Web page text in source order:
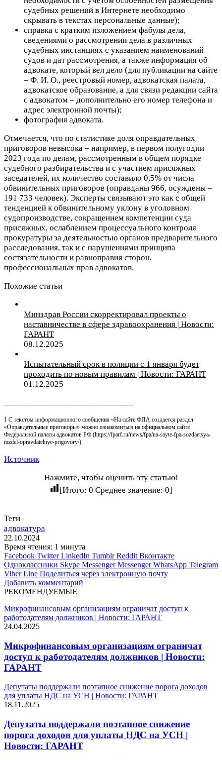
судебных решений в Интернете необходимо
скрывать в текстах персональные данные);
справка с кратким изложением фабулы дела,
сведениями о рассмотрении дела в различных
судебных инстанциях с указанием наименований
судов и дат рассмотрения, а также информация об
адвокате, который вел дело (для публикации на сайте
– Ф. И. О., реестровый номер, адвокатская палата,
адвокатское образование, а для связи редакции сайта
с адвокатом – дополнительно его номер телефона и
адрес электронной почты);
фотография адвоката.
Отмечается, что по статистике доля оправдательных
приговоров невысока – например, в первом полугодии
2023 года по делам, рассмотренным в общем порядке
судебного разбирательства и с участием присяжных
заседателей, их количество составило 0,5% от числа
обвинительных приговоров (оправданы 966, осуждены –
191 733 человек). Эксперты связывают это как с общей
тенденцией к обвинительному уклону в уголовном
судопроизводстве, сокращением компетенции суда
присяжных, ослаблением процессуального контроля
прокуратуры за деятельностью органов предварительного
расследования, так и с нарушениями принципа
состязательности и равноправия сторон,
профессиональных прав адвокатов.
Похожие статьи
Минздрав России скорректировал проекты о
наставничестве в сфере здравоохранения | Новости:
ГАРАНТ
08.12.2025
Испытательный срок в полиции с 1 января будет
проходить по новым правилам | Новости: ГАРАНТ
01.12.2025
1 С текстом информационного сообщения «На сайте ФПА создается раздел
«Оправдательные приговоры» можно ознакомиться на официальном сайте
Федеральной палаты адвокатов РФ (https://fparf.ru/news/fpa/na-sayte-fpa-sozdaetsya-
razdel-opravdatelnye-prigovory/).
Источник
Нажмите, чтобы оценить эту статью!
[Итого: 0 Среднее значение: 0]
Теги
адвокатура
22.10.2024
Время чтения: 1 минута
Facebook Twitter LinkedIn Tumblr Reddit Вконтакте
Одноклассники Skype Messenger Messenger WhatsApp Telegram
Viber Line Поделиться через электронную почту
Добавить комментарий
РЕКОМЕНДУЕМЫЕ
Микрофинансовым организациям ограничат доступ к
работодателям должников | Новости: ГАРАНТ
24.04.2025
Микрофинансовым организациям ограничат
доступ к работодателям должников | Новости:
ГАРАНТ
Депутаты поддержали поэтапное снижение порога доходов
для уплаты НДС на УСН | Новости: ГАРАНТ
18.11.2025
Депутаты поддержали поэтапное снижение
порога доходов для уплаты НДС на УСН |
Новости: ГАРАНТ